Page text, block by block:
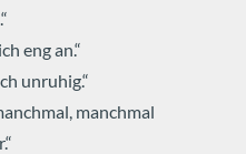
eng an.“
unruhig.“
manchmal